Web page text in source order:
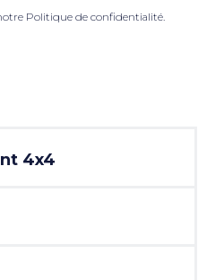
Politique de confidentialité.
4x4